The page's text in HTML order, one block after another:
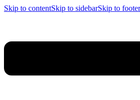
Skip to contentSkip to sidebarSkip to footer